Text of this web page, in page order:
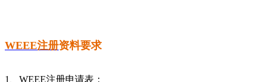
WEEE注册资料要求
1、WEEE注册申请表；